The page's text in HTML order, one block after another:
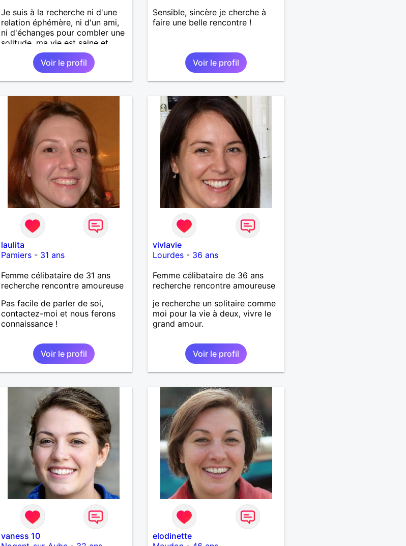
Je suis à la recherche ni d'une
relation éphémère, ni d'un ami,
ni d'échanges pour combler une
solitude, ma vie est saine et
équilibrée avec un travail, des
amis, et des loisirs. Je souhaite
simplement rencontrer un
homme de la région de Orvault
Voir le profil
Sensible, sincère je cherche à
faire une belle rencontre !
Voir le profil
laulita
Pamiers- 31 ans
Femme célibataire de 31 ans
recherche rencontre amoureuse
Pas facile de parler de soi,
contactez-moi et nous ferons
connaissance !
Voir le profil
vivlavie
Lourdes - 36 ans
Femme célibataire de 36 ans
recherche rencontre amoureuse
je recherche un solitaire comme
moi pour la vie à deux, vivre le
grand amour.
Voir le profil
vaness 10
elodinette